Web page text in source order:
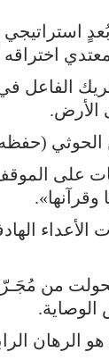
اختراقه
الفاعل في
الأرض.
الحوثي
على
وقرآنها».
الأعداء
من
الوصاية.
الرهان